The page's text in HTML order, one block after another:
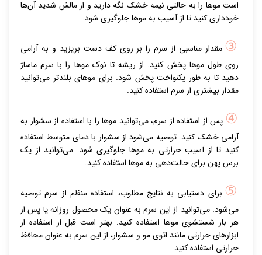
است موها را به حالتی نیمه خشک نگه دارید و از مالش شدید آن‌ها
خودداری کنید تا از آسیب به موها جلوگیری شود.
③ مقدار مناسبی از سرم را بر روی کف دست بریزید و به آرامی
روی طول موها پخش کنید. از ریشه تا نوک موها را با سرم ماساژ
دهید تا به طور یکنواخت پخش شود. برای موهای بلندتر می‌توانید
مقدار بیشتری از سرم استفاده کنید.
④ پس از استفاده از سرم، می‌توانید موها را با استفاده از سشوار به
آرامی خشک کنید. توصیه می‌شود از سشوار با دمای متوسط استفاده
کنید تا از آسیب حرارتی به موها جلوگیری شود. می‌توانید از یک
برس پهن برای حالت‌دهی به موها استفاده کنید.
⑤ برای دستیابی به نتایج مطلوب، استفاده منظم از سرم توصیه
می‌شود. می‌توانید از این سرم به عنوان یک محصول روزانه یا پس از
هر بار شستشوی موها استفاده کنید. بهتر است قبل از استفاده از
ابزارهای حرارتی مانند اتوی مو و سشوار، از این سرم به عنوان محافظ
حرارتی استفاده کنید.